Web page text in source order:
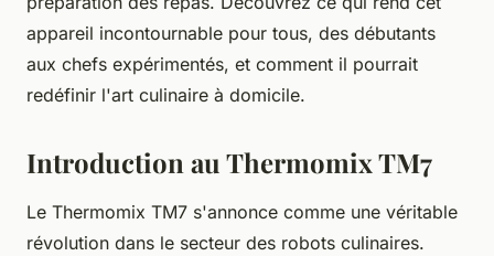
appareil incontournable pour tous, des débutants
aux chefs expérimentés, et comment il pourrait
redéfinir l'art culinaire à domicile.
Introduction au Thermomix TM7
Le Thermomix TM7 s'annonce comme une véritable
révolution dans le secteur des robots culinaires.